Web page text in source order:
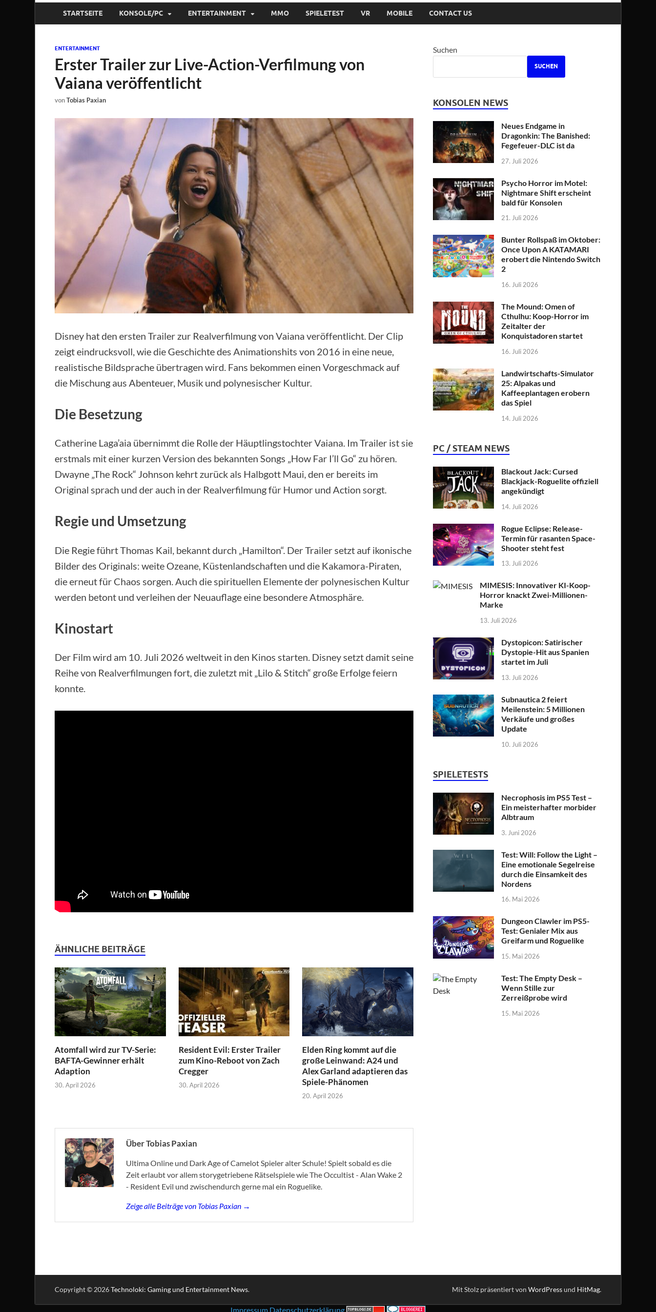
STARTSEITE KONSOLE/PC ENTERTAINMENT MMO SPIELETEST VR MOBILE CONTACT US
ENTERTAINMENT
Erster Trailer zur Live-Action-Verfilmung von
Vaiana veröffentlicht
vonTobias Paxian
Disney hat den ersten Trailer zur Realverfilmung von Vaiana veröffentlicht. Der Clip
zeigt eindrucksvoll, wie die Geschichte des Animationshits von 2016 in eine neue,
realistische Bildsprache übertragen wird. Fans bekommen einen Vorgeschmack auf
die Mischung aus Abenteuer, Musik und polynesischer Kultur.
Die Besetzung
Catherine Laga’aia übernimmt die Rolle der Häuptlingstochter Vaiana. Im Trailer ist sie
erstmals mit einer kurzen Version des bekannten Songs „How Far I’ll Go“ zu hören.
Dwayne „The Rock“ Johnson kehrt zurück als Halbgott Maui, den er bereits im
Original sprach und der auch in der Realverfilmung für Humor und Action sorgt.
Regie und Umsetzung
Die Regie führt Thomas Kail, bekannt durch „Hamilton“. Der Trailer setzt auf ikonische
Bilder des Originals: weite Ozeane, Küstenlandschaften und die Kakamora-Piraten,
die erneut für Chaos sorgen. Auch die spirituellen Elemente der polynesischen Kultur
werden betont und verleihen der Neuauflage eine besondere Atmosphäre.
Kinostart
Der Film wird am 10. Juli 2026 weltweit in den Kinos starten. Disney setzt damit seine
Reihe von Realverfilmungen fort, die zuletzt mit „Lilo & Stitch“ große Erfolge feiern
konnte.
ÄHNLICHE BEITRÄGE
Atomfall wird zur TV-Serie:
BAFTA-Gewinner erhält
Adaption
30. April 2026
Resident Evil: Erster Trailer
zum Kino-Reboot von Zach
Cregger
30. April 2026
Elden Ring kommt auf die
große Leinwand: A24 und
Alex Garland adaptieren das
Spiele-Phänomen
20. April 2026
Über Tobias Paxian
Ultima Online und Dark Age of Camelot Spieler alter Schule! Spielt sobald es die
Zeit erlaubt vor allem storygetriebene Rätselspiele wie The Occultist - Alan Wake 2
- Resident Evil und zwischendurch gerne mal ein Roguelike.
Zeige alle Beiträge von Tobias Paxian →
Suchen
SUCHEN
KONSOLEN NEWS
Neues Endgame in
Dragonkin: The Banished:
Fegefeuer-DLC ist da
27. Juli 2026
Psycho Horror im Motel:
Nightmare Shift erscheint
bald für Konsolen
21. Juli 2026
Bunter Rollspaß im Oktober:
Once Upon A KATAMARI
erobert die Nintendo Switch
2
16. Juli 2026
The Mound: Omen of
Cthulhu: Koop-Horror im
Zeitalter der
Konquistadoren startet
16. Juli 2026
Landwirtschafts-Simulator
25: Alpakas und
Kaffeeplantagen erobern
das Spiel
14. Juli 2026
PC / STEAM NEWS
Blackout Jack: Cursed
Blackjack-Roguelite offiziell
angekündigt
14. Juli 2026
Rogue Eclipse: Release-
Termin für rasanten Space-
Shooter steht fest
13. Juli 2026
MIMESIS: Innovativer KI-Koop-
Horror knackt Zwei-Millionen-
Marke
13. Juli 2026
Dystopicon: Satirischer
Dystopie-Hit aus Spanien
startet im Juli
13. Juli 2026
Subnautica 2 feiert
Meilenstein: 5 Millionen
Verkäufe und großes
Update
10. Juli 2026
SPIELETESTS
Necrophosis im PS5 Test –
Ein meisterhafter morbider
Albtraum
3. Juni 2026
Test: Will: Follow the Light –
Eine emotionale Segelreise
durch die Einsamkeit des
Nordens
16. Mai 2026
Dungeon Clawler im PS5-
Test: Genialer Mix aus
Greifarm und Roguelike
15. Mai 2026
Test: The Empty Desk –
Wenn Stille zur
Zerreißprobe wird
15. Mai 2026
Copyright © 2026Technoloki: Gaming und Entertainment News. Mit Stolz präsentiert von WordPressund HitMag.
Impressum Datenschutzerklärung